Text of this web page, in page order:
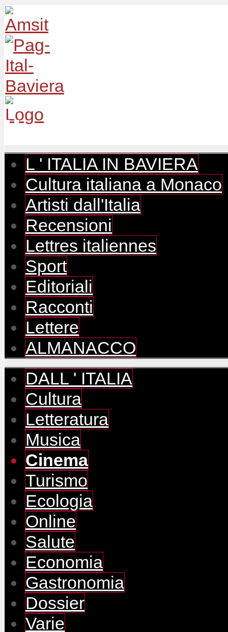
L ' ITALIA IN BAVIERA
Cultura italiana a Monaco
Artisti dall'Italia
Recensioni
Lettres italiennes
Sport
Editoriali
Racconti
Lettere
ALMANACCO
DALL ' ITALIA
Cultura
Letteratura
Musica
Cinema
Turismo
Ecologia
Online
Salute
Economia
Gastronomia
Dossier
Varie